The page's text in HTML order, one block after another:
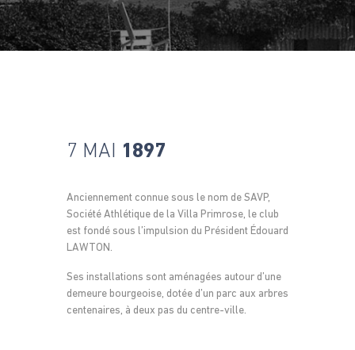
7 MAI 1897
Anciennement connue sous le nom de SAVP,
Société Athlétique de la Villa Primrose, le club
est fondé sous l’impulsion du Président Édouard
LAWTON.
Ses installations sont aménagées autour d’une
demeure bourgeoise, dotée d’un parc aux arbres
centenaires, à deux pas du centre-ville.